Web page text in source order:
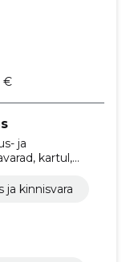
€
ja
kartul,
ja
ja kinnisvara